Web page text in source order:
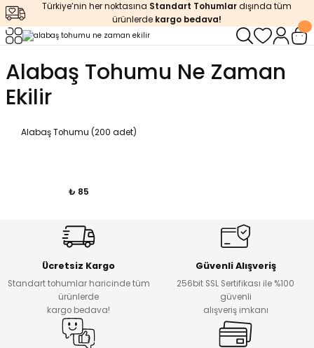
Türkiye’nin her noktasına Standart Tohumlardışında tüm
ürünlerde kargo bedava!
Alabaş Tohumu Ne Zaman
Ekilir
Alabaş Tohumu (200 adet)
₺ 85
Ücretsiz Kargo
Standart tohumlar haricinde tüm
ürünlerde
kargo bedava!
Güvenli Alışveriş
256bit SSL Sertifikası ile %100
güvenli
alışveriş imkanı
Geri Dön
Geri Dön
Geri Dön
Geri Dön
Geri Dön
Asit